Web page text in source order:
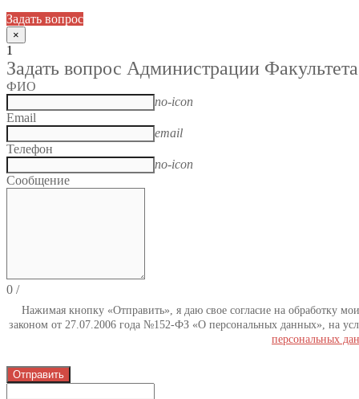
Задать вопрос
×
1
Задать вопрос Администрации Факультета
ФИО
no-icon
Email
email
Телефон
no-icon
Сообщение
0 /
Нажимая кнопку «Отправить», я даю свое согласие на обработку
законом от 27.07.2006 года №152-ФЗ «О персональных данных», на
персональных
Отправить